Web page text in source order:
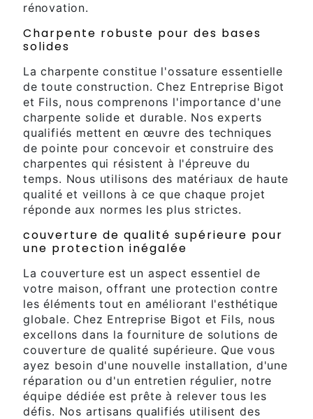
rénovation.
Charpente robuste pour des bases
solides
La charpente constitue l'ossature essentielle
de toute construction. Chez Entreprise Bigot
et Fils, nous comprenons l'importance d'une
charpente solide et durable. Nos experts
qualifiés mettent en œuvre des techniques
de pointe pour concevoir et construire des
charpentes qui résistent à l'épreuve du
temps. Nous utilisons des matériaux de haute
qualité et veillons à ce que chaque projet
réponde aux normes les plus strictes.
couverture de qualité supérieure pour
une protection inégalée
La couverture est un aspect essentiel de
votre maison, offrant une protection contre
les éléments tout en améliorant l'esthétique
globale. Chez Entreprise Bigot et Fils, nous
excellons dans la fourniture de solutions de
couverture de qualité supérieure. Que vous
ayez besoin d'une nouvelle installation, d'une
réparation ou d'un entretien régulier, notre
équipe dédiée est prête à relever tous les
défis. Nos artisans qualifiés utilisent des